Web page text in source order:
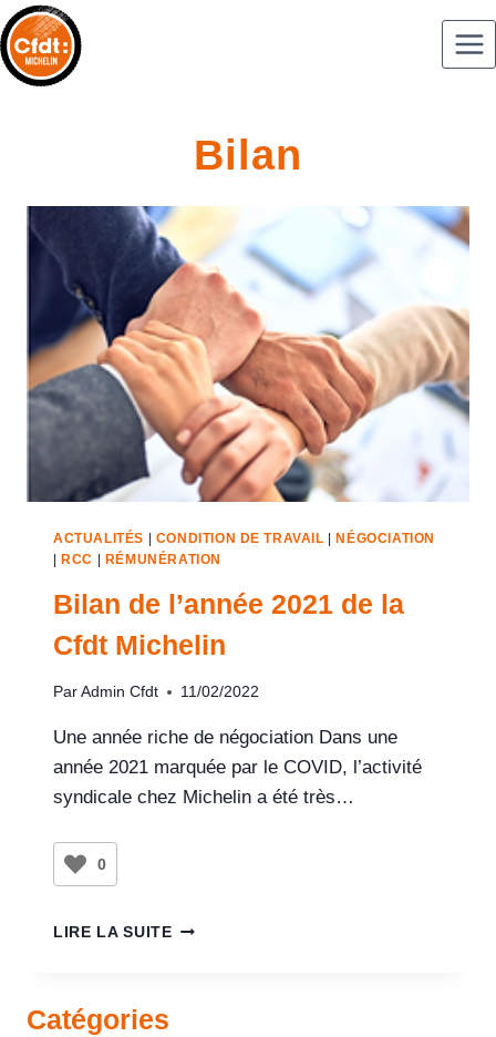
Bilan
ACTUALITÉS | CONDITION DE TRAVAIL |NÉGOCIATION
|RCC | RÉMUNÉRATION
Bilan de l’année 2021 de la
Cfdt Michelin
Par Admin Cfdt 11/02/2022
Une année riche de négociation Dans une
année 2021 marquée par le COVID, l’activité
syndicale chez Michelin a été très…
0
LIRE LA SUITE
Catégories